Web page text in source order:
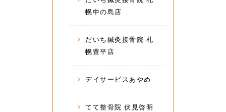
幌中の島店
だいち鍼灸接骨院 札
幌豊平店
デイサービスあやめ
てて整骨院 伏見啓明